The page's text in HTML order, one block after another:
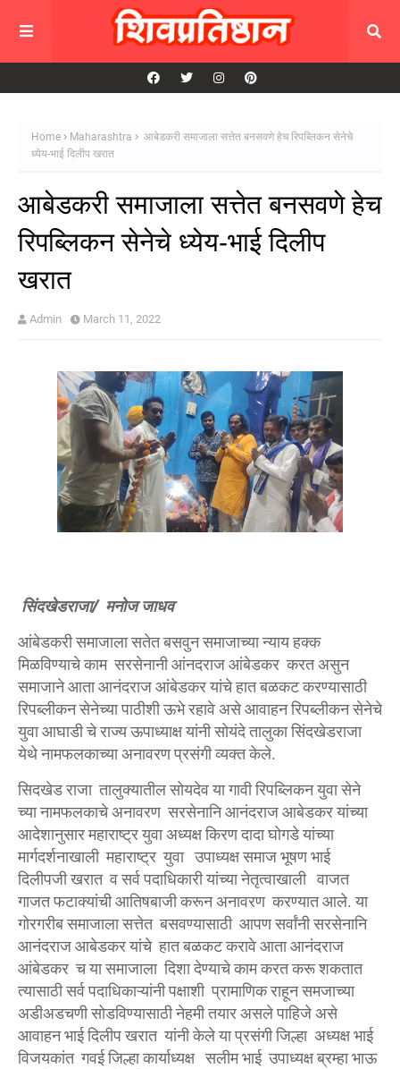
Home Maharashtra
आबेडकरी समाजाला सत्तेत बनसवणे हेच रिपब्लिकन सेनेचे
ध्येय-भाई दिलीप खरात
आबेडकरी समाजाला सत्तेत बनसवणे हेच
रिपब्लिकन सेनेचे ध्येय-भाई दिलीप
खरात
Admin March 11, 2022
सिंदखेडराजा/ मनोज जाधव
आंबेडकरी समाजाला सतेत बसवुन समाजाच्या न्याय हक्क
मिळविण्याचे काम सरसेनानी आंनदराज आंबेडकर करत असुन
समाजाने आता आनंदराज आंबेडकर यांचे हात बळकट करण्यासाठी
रिपब्लीकन सेनेच्या पाठीशी ऊभे रहावे असे आवाहन रिपब्लीकन सेनेचे
युवा आघाडी चे राज्य ऊपाध्याक्ष यांनी सोयंदे तालुका सिंदखेडराजा
येथे नामफलकाच्या अनावरण प्रसंगी व्यक्त केले.
सिदखेड राजा तालुक्यातील सोयदेव या गावी रिपब्लिकन युवा सेने
च्या नामफलकाचे अनावरण सरसेनानि आनंदराज आबेडकर यांच्या
आदेशानुसार महाराष्ट्र युवा अध्यक्ष किरण दादा घोगडे यांच्या
मार्गदर्शनाखाली महाराष्ट्र युवा उपाध्यक्ष समाज भूषण भाई
दिलीपजी खरात व सर्व पदाधिकारी यांच्या नेतृत्वाखाली वाजत
गाजत फटाक्यांची आतिषबाजी करून अनावरण करण्यात आले. या
गोरगरीब समाजाला सत्तेत बसवण्यासाठी आपण सर्वांनी सरसेनानि
आनंदराज आबेडकर यांचे हात बळकट करावे आता आनंदराज
आंबेडकर च या समाजाला दिशा देण्याचे काम करत करू शकतात
त्यासाठी सर्व पदाधिकाऱ्यांनी पक्षाशी प्रामाणिक राहून समजाच्या
अडीअडचणी सोडविण्यासाठी नेहमी तयार असले पाहिजे असे
आवाहन भाई दिलीप खरात यांनी केले या प्रसंगी जिल्हा अध्यक्ष भाई
विजयकांत गवई जिल्हा कार्याध्यक्ष सलीम भाई उपाध्यक्ष ब्रम्हा भाऊ